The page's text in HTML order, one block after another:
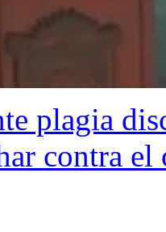
plagia
contra el